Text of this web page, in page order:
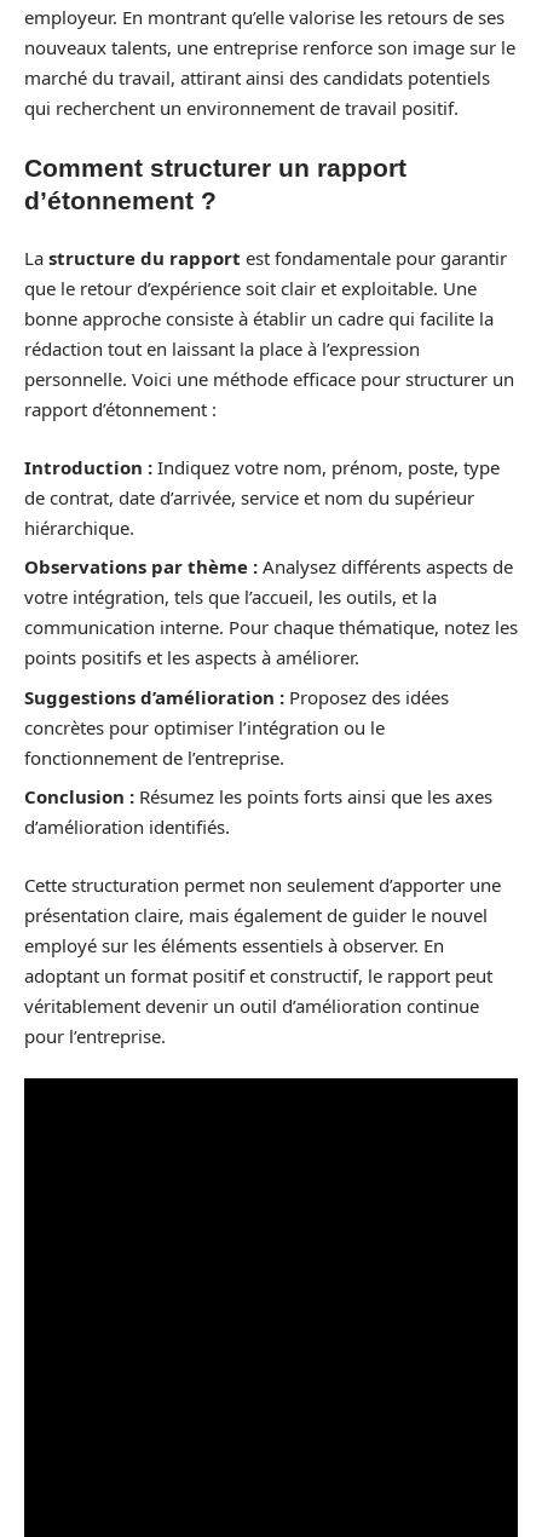
employeur. En montrant qu’elle valorise les retours de ses
nouveaux talents, une entreprise renforce son image sur le
marché du travail, attirant ainsi des candidats potentiels
qui recherchent un environnement de travail positif.
Comment structurer un rapport
d’étonnement ?
La structure du rapport est fondamentale pour garantir
que le retour d’expérience soit clair et exploitable. Une
bonne approche consiste à établir un cadre qui facilite la
rédaction tout en laissant la place à l’expression
personnelle. Voici une méthode efficace pour structurer un
rapport d’étonnement :
Introduction : Indiquez votre nom, prénom, poste, type
de contrat, date d’arrivée, service et nom du supérieur
hiérarchique.
Observations par thème : Analysez différents aspects de
votre intégration, tels que l’accueil, les outils, et la
communication interne. Pour chaque thématique, notez les
points positifs et les aspects à améliorer.
Suggestions d’amélioration : Proposez des idées
concrètes pour optimiser l’intégration ou le
fonctionnement de l’entreprise.
Conclusion : Résumez les points forts ainsi que les axes
d’amélioration identifiés.
Cette structuration permet non seulement d’apporter une
présentation claire, mais également de guider le nouvel
employé sur les éléments essentiels à observer. En
adoptant un format positif et constructif, le rapport peut
véritablement devenir un outil d’amélioration continue
pour l’entreprise.